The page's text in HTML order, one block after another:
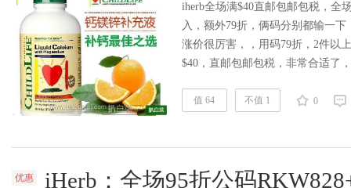
iherb全场满$40直邮包邮包税，全
入，额外79折，俩码分别都输一
涨价很厉害，，用码79折，2件以
$40，直邮包邮包税，非常合适了
时光钙镁锌，已经成为美国的婴
值 64 不值 1 0
优惠
iHerb：全场95折公码